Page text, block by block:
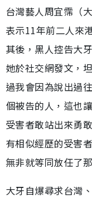
台灣藝人周宜霈（
表示11年前二人來
其後，黑人控告大
她於社交網發文，
過我會因為說出過
個被告的人，這也
受害者敢站出來勇
有相似經歷的受害
無非就等同放任了
大牙自爆尋求台灣